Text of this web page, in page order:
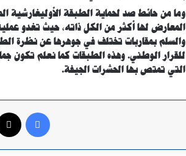
وما من حائط صد لحماية الطبقة الأوليغارشية
المعارض لها أكثر من الكل ذاته، حيث تغدو
والسلم بمقاربات تختلف في جوهرها عن نظرة
للقرار الوطني. وهذه الطبقات كما نعلم تكون
التي تمتص بها الحشرات الجيفة.
فيسبوك